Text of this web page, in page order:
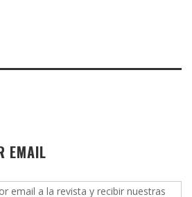
EMAIL
email a la revista y recibir nuestras